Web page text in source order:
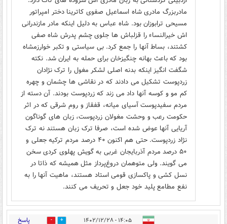
مادربزرگ مادری شاه اسماعیل صفوی کاترینا دختر امپراتور
مسیحی ترابوزان بود. شاه عباس به دلیل اینکه مادر مازندرانی
اش خیرالنساء را قزلباش ها جلوی چشم پدرش شاه صفی
کشتند، بساط آنها را جمع کرد. بی سیاستی و تکبر خوارزمشاه
بود که باعث بهانه چنگیزخان برای حمله به ایران شد. نکته
شگفت انگیز اینکه بدنه اصلی لشکر مغول را ترک نژادان
زردپوست تشکیل می دادند که در نقاشی ها چشمان و چهره
کم مو و کوسه آنها داد می زند که زردپوست بودند. آن دسته از
مردم سفیدپوست آسیای میانه، قفقاز و روم شرقی که در اثر
حکومت رعب و وحشت مغولان زردپوست، زبان های گوناگون
آریایی آنها عوض شده است، صرفا ترک زبان هستند نه ترک
نژاد زردپوست. حتی هم اکنون ۴۰ درصد مردم ترکیه جعلی و
۵۰ درصد مردم آذربایجان غربی به گویش پهلوی کردی سخن
می گویند. ولی متوهمان دروغ‌پرداز مثل همیشه که ذاتا در
نسل کشی و پاکسازی قومی استاد هستند، ماهیت آنها را به
نفع مطامع پلید خود جعل و تحریف می کنند.
۱۴:۰۵ - ۱۴۰۲/۱۲/۲۸ 9 پاسخ